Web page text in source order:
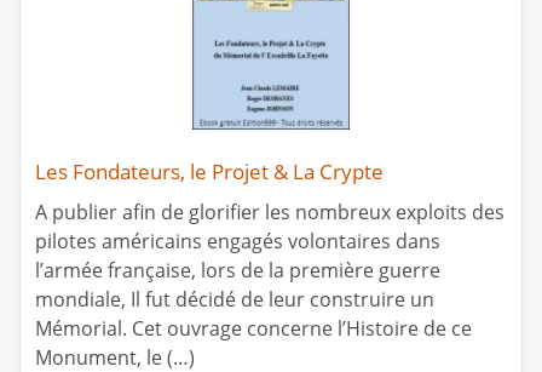
Les Fondateurs, le Projet & La Crypte
A publier afin de glorifier les nombreux exploits des
pilotes américains engagés volontaires dans
l’armée française, lors de la première guerre
mondiale, Il fut décidé de leur construire un
Mémorial. Cet ouvrage concerne l’Histoire de ce
Monument, le (…)